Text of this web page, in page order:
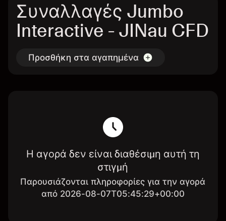
Συναλλαγές Jumbo
Interactive - JINau CFD
Προσθήκη στα αγαπημένα
Η αγορά δεν είναι διαθέσιμη αυτή τη
στιγμή
Παρουσιάζονται πληροφορίες για την αγορά
από 2026-08-07T05:45:29+00:00